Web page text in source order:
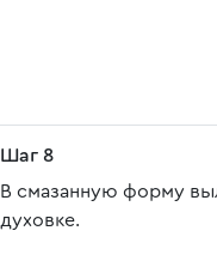
Шаг 8
В смазанную форму
духовке.